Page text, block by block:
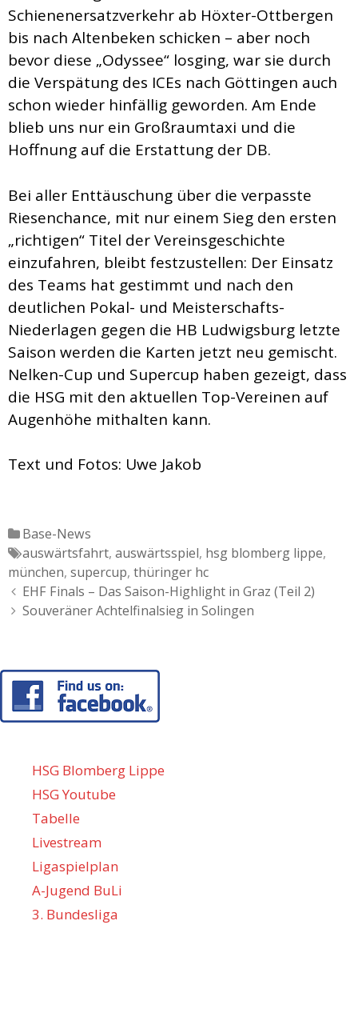
Schienenersatzverkehr ab Höxter-Ottbergen
bis nach Altenbeken schicken – aber noch
bevor diese „Odyssee“ losging, war sie durch
die Verspätung des ICEs nach Göttingen auch
schon wieder hinfällig geworden. Am Ende
blieb uns nur ein Großraumtaxi und die
Hoffnung auf die Erstattung der DB.
Bei aller Enttäuschung über die verpasste
Riesenchance, mit nur einem Sieg den ersten
„richtigen“ Titel der Vereinsgeschichte
einzufahren, bleibt festzustellen: Der Einsatz
des Teams hat gestimmt und nach den
deutlichen Pokal- und Meisterschafts-
Niederlagen gegen die HB Ludwigsburg letzte
Saison werden die Karten jetzt neu gemischt.
Nelken-Cup und Supercup haben gezeigt, dass
die HSG mit den aktuellen Top-Vereinen auf
Augenhöhe mithalten kann.
Text und Fotos: Uwe Jakob
Katgeorien
Base-News
Tags
auswärtsfahrt, auswärtsspiel, hsg blomberg lippe,
münchen, supercup, thüringer hc
Artikel-
Navigation
EHF Finals – Das Saison-Highlight in Graz (Teil 2)
Souveräner Achtelfinalsieg in Solingen
HSG Blomberg Lippe
HSG Youtube
Tabelle
Livestream
Ligaspielplan
A-Jugend BuLi
3. Bundesliga